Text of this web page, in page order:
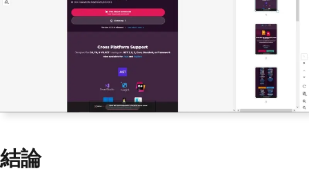
// Use Chrome's default rendering sett
renderer.RenderingOptions.
ChromeDefaultRendering
// Render the webpage as a PDF
renderer .RenderUrlAsPdf
ps://ironpdf.com/" );
結論